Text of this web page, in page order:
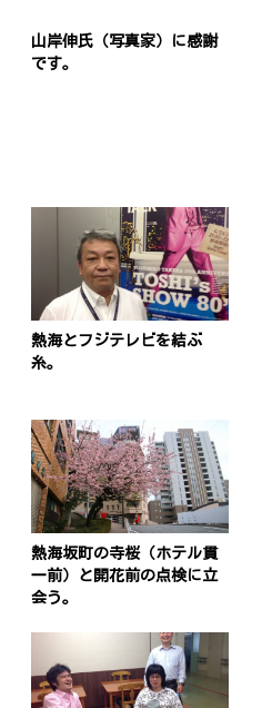
山岸伸氏（写真家）に感謝
です。
熱海とフジテレビを結ぶ
糸。
熱海坂町の寺桜（ホテル貫
一前）と開花前の点検に立
会う。